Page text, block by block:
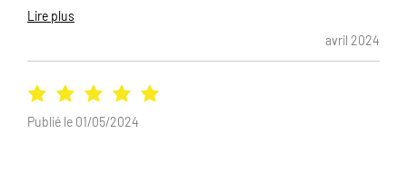
visités. Le mixte entre organisation matérielle
prévue par Comptoir des Voyages et autonomie nous
transferts, vols intérieurs, guides à Bogota et
Tayrona. Je précise aussi que nos 2 guides ont été
Lire plus
avril 2024
Publié le 01/05/2024